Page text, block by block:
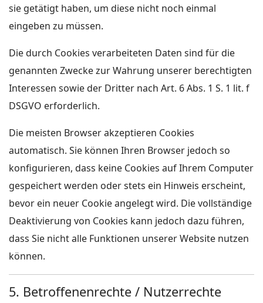
sie getätigt haben, um diese nicht noch einmal
eingeben zu müssen.
Die durch Cookies verarbeiteten Daten sind für die
genannten Zwecke zur Wahrung unserer berechtigten
Interessen sowie der Dritter nach Art. 6 Abs. 1 S. 1 lit. f
DSGVO erforderlich.
Die meisten Browser akzeptieren Cookies
automatisch. Sie können Ihren Browser jedoch so
konfigurieren, dass keine Cookies auf Ihrem Computer
gespeichert werden oder stets ein Hinweis erscheint,
bevor ein neuer Cookie angelegt wird. Die vollständige
Deaktivierung von Cookies kann jedoch dazu führen,
dass Sie nicht alle Funktionen unserer Website nutzen
können.
5. Betroffenenrechte / Nutzerrechte